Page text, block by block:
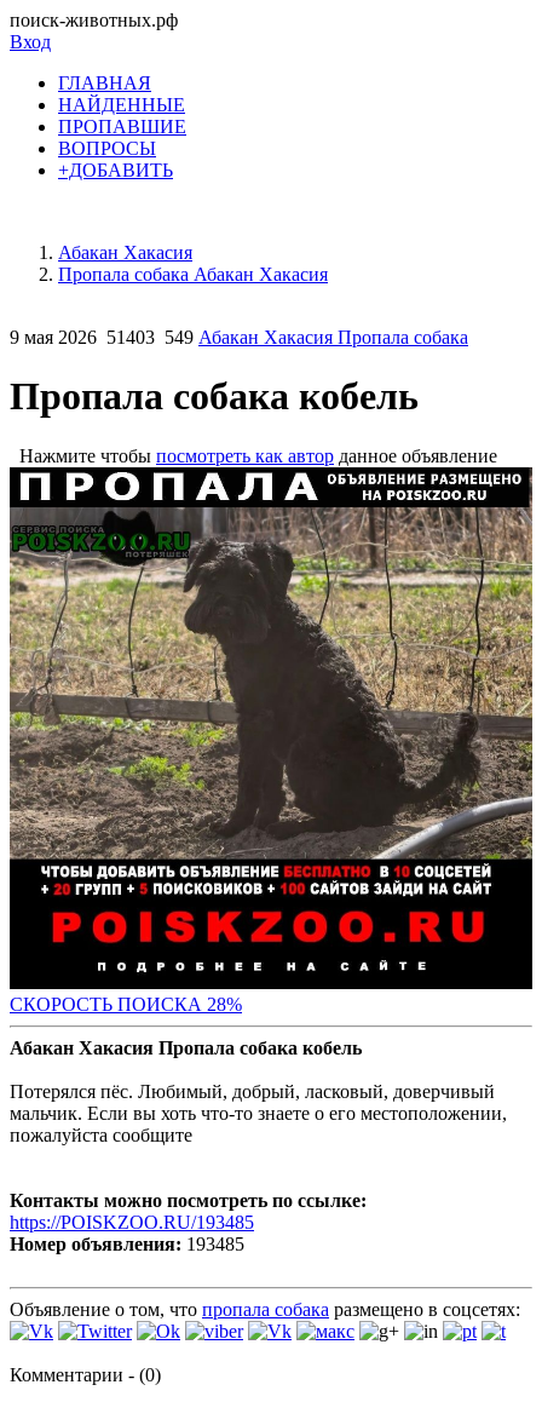
поиск-животных.рф
Вход
ГЛАВНАЯ
НАЙДЕННЫЕ
ПРОПАВШИЕ
ВОПРОСЫ
+ДОБАВИТЬ
Абакан Хакасия
Пропала собака Абакан Хакасия
9 мая 2026 51403 549 Абакан Хакасия Пропала собака
Пропала собака кобель
Нажмите чтобы посмотреть как автор данное объявление
СКОРОСТЬ ПОИСКА 28%
Абакан Хакасия Пропала собака кобель
Потерялся пёс. Любимый, добрый, ласковый, доверчивый
мальчик. Если вы хоть что-то знаете о его местоположении,
пожалуйста сообщите
Контакты можно посмотреть по ссылке:
https://POISKZOO.RU/193485
Номер объявления: 193485
Объявление о том, что пропала собака размещено в соцсетях:
Комментарии - (0)